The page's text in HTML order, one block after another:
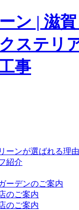
ン | 滋賀
ステリ
事
ーンが選ばれる理由
紹介
ーデンのご案内
のご案内
のご案内